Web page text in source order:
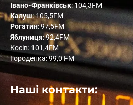
Івано-Франківськ: 104,3FM
Калуш: 105,5FM
Рогатин: 97,5FM
Яблуниця: 92,4FM
Косів: 101,4FM
Городенка: 99,0 FM
Наші контакти: